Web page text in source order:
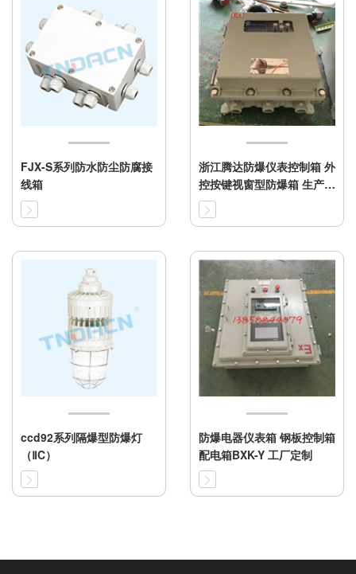
FJX-S系列防水防尘防腐接
线箱
浙江腾达防爆仪表控制箱 外
控按键视窗型防爆箱 生产厂
家
ccd92系列隔爆型防爆灯
（ⅡC）
防爆电器仪表箱 钢板控制箱
配电箱BXK-Y 工厂定制